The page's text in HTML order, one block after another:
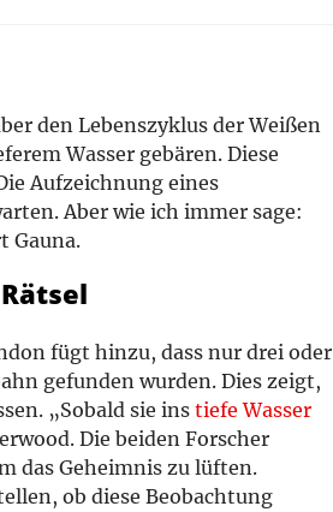
den Lebenszyklus der Weißen
Wasser gebären. Diese
Aufzeichnung eines
Aber wie ich immer sage:
Gauna.
fügt hinzu, dass nur drei oder
gefunden wurden. Dies zeigt,
„Sobald sie ins tiefe Wasser
Die beiden Forscher
das Geheimnis zu lüften.
ob diese Beobachtung